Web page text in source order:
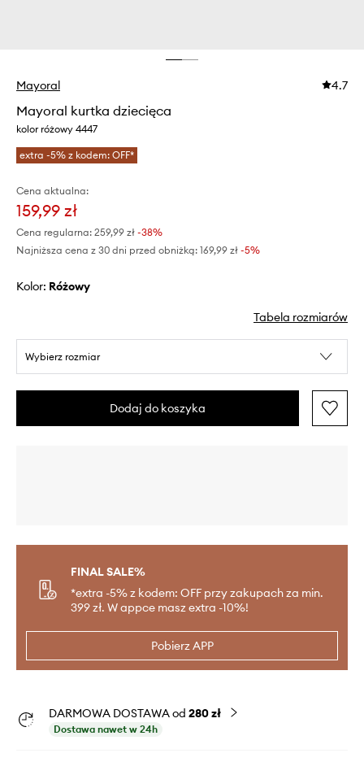
Mayoral 4.7
Mayoral kurtka dziecięca
kolor różowy 4447
extra -5% z kodem: OFF*
Cena aktualna:
159,99 zł
Cena regularna: 259,99 zł -38%
Najniższa cena z 30 dni przed obniżką: 169,99 zł -5%
Kolor: różowy
Tabela rozmiarów
Wybierz rozmiar
Dodaj do koszyka
FINAL SALE%
*extra -5% z kodem: OFF przy zakupach za min.
399 zł. W appce masz extra -10%!
Pobierz APP
DARMOWA DOSTAWA od 280 zł
Dostawa nawet w 24h